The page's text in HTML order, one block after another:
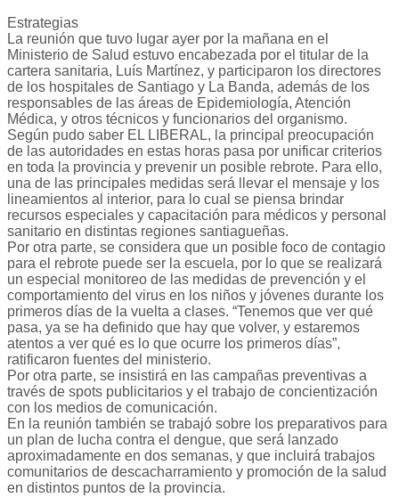
Estrategias
La reunión que tuvo lugar ayer por la mañana en el
Ministerio de Salud estuvo encabezada por el titular de la
cartera sanitaria, Luís Martínez, y participaron los directores
de los hospitales de Santiago y La Banda, además de los
responsables de las áreas de Epidemiología, Atención
Médica, y otros técnicos y funcionarios del organismo.
Según pudo saber EL LIBERAL, la principal preocupación
de las autoridades en estas horas pasa por unificar criterios
en toda la provincia y prevenir un posible rebrote. Para ello,
una de las principales medidas será llevar el mensaje y los
lineamientos al interior, para lo cual se piensa brindar
recursos especiales y capacitación para médicos y personal
sanitario en distintas regiones santiagueñas.
Por otra parte, se considera que un posible foco de contagio
para el rebrote puede ser la escuela, por lo que se realizará
un especial monitoreo de las medidas de prevención y el
comportamiento del virus en los niños y jóvenes durante los
primeros días de la vuelta a clases. “Tenemos que ver qué
pasa, ya se ha definido que hay que volver, y estaremos
atentos a ver qué es lo que ocurre los primeros días”,
ratificaron fuentes del ministerio.
Por otra parte, se insistirá en las campañas preventivas a
través de spots publicitarios y el trabajo de concientización
con los medios de comunicación.
En la reunión también se trabajó sobre los preparativos para
un plan de lucha contra el dengue, que será lanzado
aproximadamente en dos semanas, y que incluirá trabajos
comunitarios de descacharramiento y promoción de la salud
en distintos puntos de la provincia.